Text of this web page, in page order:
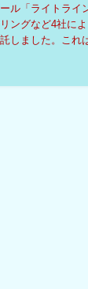
ル「ライトラ
ングなど4社に
しました。これ